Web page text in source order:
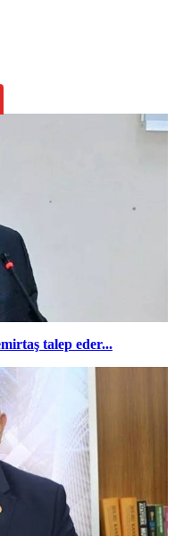
talep eder...